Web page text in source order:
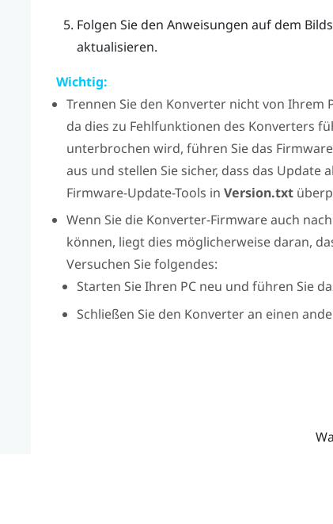
Folgen Sie den Anweisungen auf dem
aktualisieren.
Wichtig:
Trennen Sie den Konverter nicht von Ihrem
da dies zu Fehlfunktionen des Konverters
unterbrochen wird, führen Sie das
aus und stellen Sie sicher, dass das Update
Firmware-Update-Tools in Version.txt
Wenn Sie die Konverter-Firmware auch
können, liegt dies möglicherweise daran,
Versuchen Sie folgendes:
Starten Sie Ihren PC neu und führen Sie
Schließen Sie den Konverter an einen